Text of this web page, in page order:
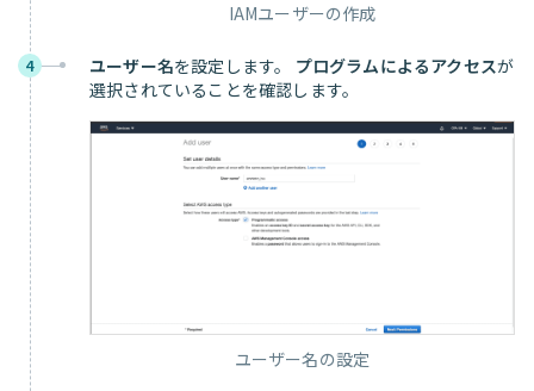
IAMユーザーの作成
4 ユーザー名を設定します。 プログラムによるアクセスが
選択されていることを確認します。
ユーザー名の設定